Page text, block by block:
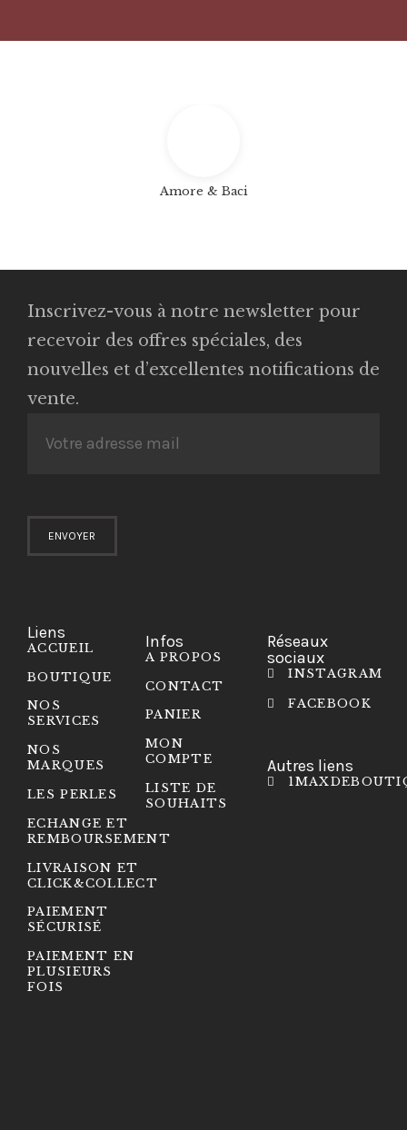
Amore & Baci
Inscrivez-vous à notre newsletter pour
recevoir des offres spéciales, des
nouvelles et d’excellentes notifications de
vente.
Liens
ACCUEIL
BOUTIQUE
NOS
SERVICES
NOS
MARQUES
LES PERLES
ECHANGE ET
REMBOURSEMENT
LIVRAISON ET
CLICK&COLLECT
PAIEMENT
SÉCURISÉ
PAIEMENT EN
PLUSIEURS
FOIS
Infos
A PROPOS
CONTACT
PANIER
MON
COMPTE
LISTE DE
SOUHAITS
Réseaux
sociaux
INSTAGRAM
FACEBOOK
Autres liens